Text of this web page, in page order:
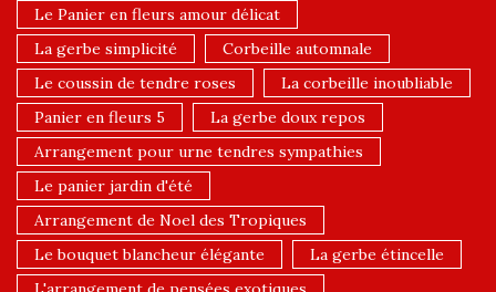
Le Panier en fleurs amour délicat
La gerbe simplicité
Corbeille automnale
Le coussin de tendre roses
La corbeille inoubliable
Panier en fleurs 5
La gerbe doux repos
Arrangement pour urne tendres sympathies
Le panier jardin d'été
Arrangement de Noel des Tropiques
Le bouquet blancheur élégante
La gerbe étincelle